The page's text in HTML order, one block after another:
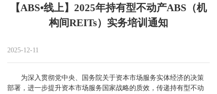
【ABS•线上】2025年持有型不动产ABS（机
构间REITs）实务培训通知
2025-12-11
为深入贯彻党中央、国务院关于资本市场服务实体经济的决策
部署，进一步提升资本市场服务国家战略的质效，传递持有型不动